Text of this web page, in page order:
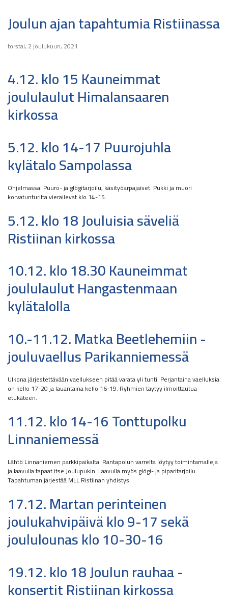
Joulun ajan tapahtumia Ristiinassa
torstai, 2 joulukuun, 2021
4.12. klo 15 Kauneimmat
joululaulut Himalansaaren
kirkossa
5.12. klo 14-17 Puurojuhla
kylätalo Sampolassa
Ohjelmassa: Puuro- ja glögitarjoilu, käsityöarpajaiset. Pukki ja muori
korvatunturilta vierailevat klo 14-15.
5.12. klo 18 Jouluisia säveliä
Ristiinan kirkossa
10.12. klo 18.30 Kauneimmat
joululaulut Hangastenmaan
kylätalolla
10.-11.12. Matka Beetlehemiin -
jouluvaellus Parikanniemessä
Ulkona järjestettävään vaellukseen pitää varata yli tunti. Perjantaina vaelluksia
on kello 17-20 ja lauantaina kello 16-19. Ryhmien täytyy ilmoittautua
etukäteen.
11.12. klo 14-16 Tonttupolku
Linnaniemessä
Lähtö Linnaniemen parkkipaikalta. Rantapolun varrelta löytyy toimintamalleja
ja laavulla tapaat itse Joulupukin. Laavulla myös glögi- ja piparitarjoilu.
Tapahtuman järjestää MLL Ristiinan yhdistys.
17.12. Martan perinteinen
joulukahvipäivä klo 9-17 sekä
joululounas klo 10-30-16
19.12. klo 18 Joulun rauhaa -
konsertit Ristiinan kirkossa